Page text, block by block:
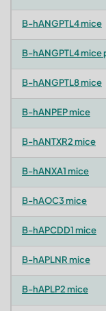
B-hANGPTL4 mice
B-hANGPTL4 mice
B-hANGPTL8 mice
B-hANPEP mice
B-hANTXR2 mice
B-hANXA1 mice
B-hAOC3 mice
B-hAPCDD1 mice
B-hAPLNR mice
B-hAPLP2 mice